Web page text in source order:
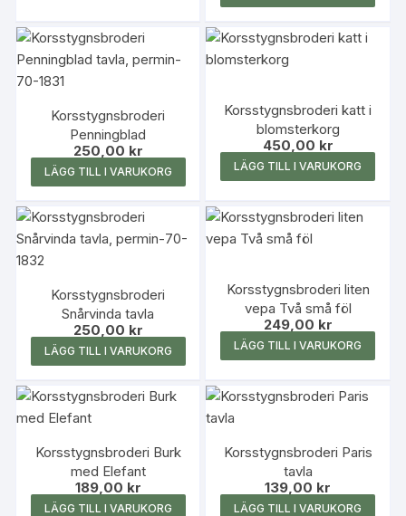
Korsstygnsbroderi
Penningblad
250,00 kr
LÄGG TILL I VARUKORG
Korsstygnsbroderi katt i
blomsterkorg
450,00 kr
LÄGG TILL I VARUKORG
Korsstygnsbroderi
Snårvinda tavla
250,00 kr
LÄGG TILL I VARUKORG
Korsstygnsbroderi liten
vepa Två små föl
249,00 kr
LÄGG TILL I VARUKORG
Korsstygnsbroderi Burk
med Elefant
189,00 kr
LÄGG TILL I VARUKORG
Korsstygnsbroderi Paris
tavla
139,00 kr
LÄGG TILL I VARUKORG